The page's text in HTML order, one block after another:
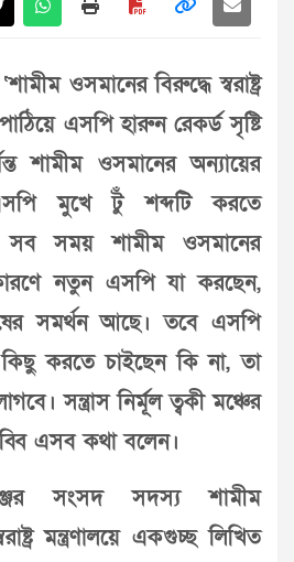
ওসমানের বিরুদ্ধে স্বরাষ্ট্র
এসপি হারুন রেকর্ড সৃষ্টি
শামীম ওসমানের অন্যায়ের
মুখে টুঁ শব্দটি করতে
সব সময় শামীম ওসমানের
নতুন এসপি যা করছেন,
সমর্থন আছে। তবে এসপি
করতে চাইছেন কি না, তা
সন্ত্রাস নির্মূল ত্বকী মঞ্চের
এসব কথা বলেন।
সংসদ সদস্য শামীম
মন্ত্রণালয়ে একগুচ্ছ লিখিত